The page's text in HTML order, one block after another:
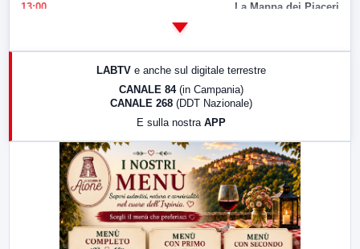
13:00 La Mappa dei Piaceri
LabNews (replica)
LABTV e anche sul digitale terrestre
CANALE 84 (in Campania)
CANALE 268 (DDT Nazionale)
E sulla nostra APP